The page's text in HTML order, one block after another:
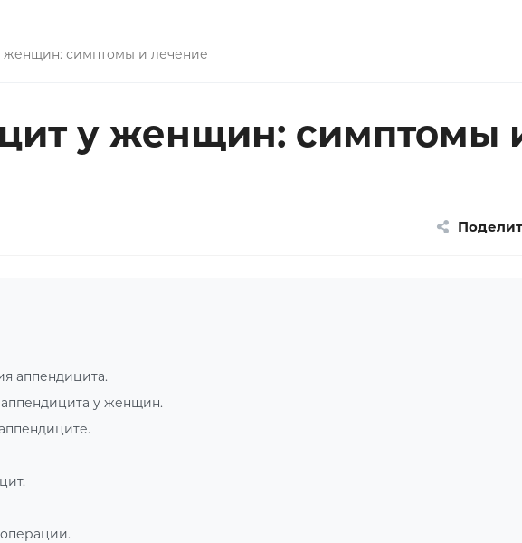
женщин: симптомы и лечение
у женщин: симптомы
аппендицита.
у женщин.